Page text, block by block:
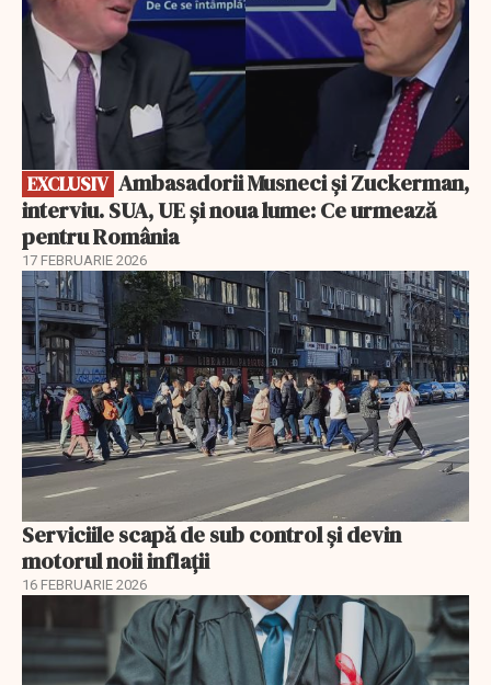
EXCLUSIV
interviu. SUA, UE și noua lume: Ce urmează
pentru România
17 FEBRUARIE 2026
Serviciile scapă de sub control și devin
motorul noii inflații
16 FEBRUARIE 2026